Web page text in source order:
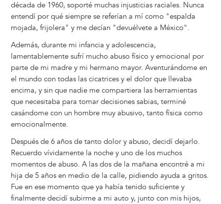
década de 1960, soporté muchas injusticias raciales. Nunca
entendí por qué siempre se referían a mí como "espalda
mojada, frijolera" y me decían "devuélvete a México".
Además, durante mi infancia y adolescencia,
lamentablemente sufrí mucho abuso físico y emocional por
parte de mi madre y mi hermano mayor. Aventurándome en
el mundo con todas las cicatrices y el dolor que llevaba
encima, y sin que nadie me compartiera las herramientas
que necesitaba para tomar decisiones sabias, terminé
casándome con un hombre muy abusivo, tanto física como
emocionalmente.
Después de 6 años de tanto dolor y abuso, decidí dejarlo.
Recuerdo vívidamente la noche y uno de los muchos
momentos de abuso. A las dos de la mañana encontré a mi
hija de 5 años en medio de la calle, pidiendo ayuda a gritos.
Fue en ese momento que ya había tenido suficiente y
finalmente decidí subirme a mi auto y, junto con mis hijos,